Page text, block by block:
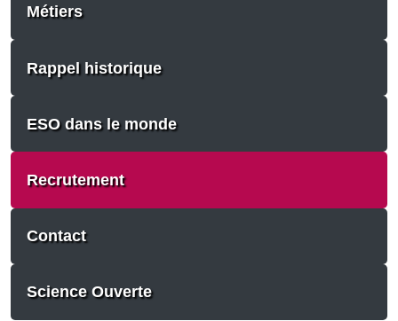
Métiers
Rappel historique
ESO dans le monde
Recrutement
Contact
Science Ouverte